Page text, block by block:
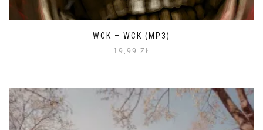
WCK – WCK (MP3)
19,99 ZŁ